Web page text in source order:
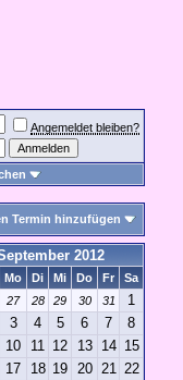
Angemeldet bleiben?
Termin hinzufügen
2012
Mo Di Mi Do Fr
Sa
27 28 29 30 31 1
3 4 5 6 7 8
10 11 12 13 14 15
17 18 19 20 21 22